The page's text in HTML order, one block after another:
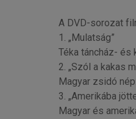
A DVD-sorozat
1. „Mulatság”
Téka táncház- és
2. „Szól a kakas
Magyar zsidó
3. „Amerikába
Magyar és